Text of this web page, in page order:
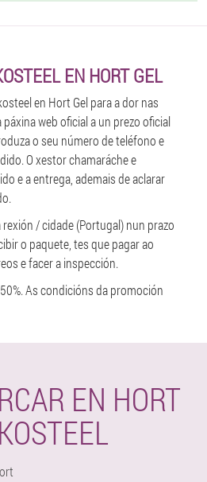
EN HORT GEL
en Hort Gel para a dor nas
web oficial a un prezo oficial
o seu número de teléfono e
O xestor chamaráche e
e a entrega, ademais de aclarar
/ cidade (Portugal) nun prazo
o paquete, tes que pagar ao
e facer a inspección.
As condicións da promoción
EN HORT